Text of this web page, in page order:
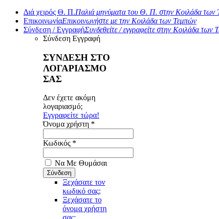
Διά χειρός Θ. Π.Παλιά μηνύματα του Θ. Π. στην Κοιλάδα των
ΕπικοινωνίαΕπικοινωνήστε με την Κοιλάδα των Τεμπών
Σύνδεση / ΕγγραφήΣυνδεθείτε / εγγραφείτε στην Κοιλάδα των
Σύνδεση Εγγραφή
ΣΥΝΔΕΣΗ ΣΤΟ
ΛΟΓΑΡΙΑΣΜΟ
ΣΑΣ
Δεν έχετε ακόμη
λογαριασμό;
Εγγραφείτε τώρα!
Όνομα χρήστη *
Κωδικός *
Να Με Θυμάσαι
Ξεχάσατε τον
κωδικό σας;
Ξεχάσατε το
όνομα χρήστη